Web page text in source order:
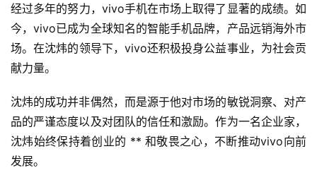
经过多年的努力，vivo手机在市场上取得了显著的成绩。如
今，vivo已成为全球知名的智能手机品牌，产品远销海外市
场。在沈炜的领导下，vivo还积极投身公益事业，为社会贡
献力量。
沈炜的成功并非偶然，而是源于他对市场的敏锐洞察、对产
品的严谨态度以及对团队的信任和激励。作为一名企业家，
沈炜始终保持着创业的 ** 和敬畏之心，不断推动vivo向前
发展。